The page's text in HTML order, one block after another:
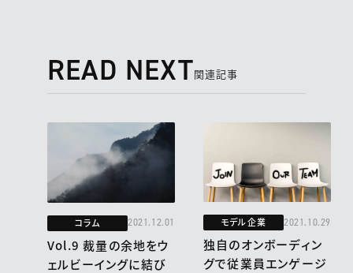
READ NEXT関連記事
コラム 2021.12.01
Vol.9 裁量の余地をウ
ェルビーイングに結び
モデル企業 2021.10.29
独自のオンボーディン
グで従業員エンゲージ